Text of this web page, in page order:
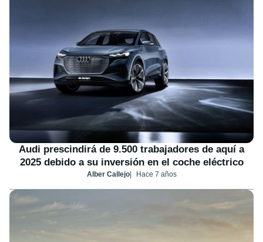
Audi prescindirá de 9.500 trabajadores de aquí a
2025 debido a su inversión en el coche eléctrico
Alber Callejo Hace 7 años